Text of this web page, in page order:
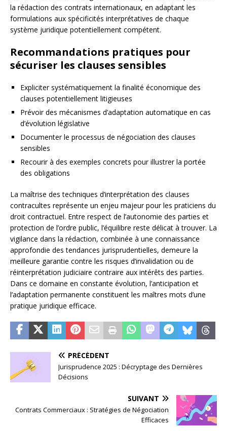
la rédaction des contrats internationaux, en adaptant les
formulations aux spécificités interprétatives de chaque
système juridique potentiellement compétent.
Recommandations pratiques pour
sécuriser les clauses sensibles
Expliciter systématiquement la finalité économique des
clauses potentiellement litigieuses
Prévoir des mécanismes d’adaptation automatique en cas
d’évolution législative
Documenter le processus de négociation des clauses
sensibles
Recourir à des exemples concrets pour illustrer la portée
des obligations
La maîtrise des techniques d’interprétation des clauses
contracultes représente un enjeu majeur pour les praticiens du
droit contractuel. Entre respect de l’autonomie des parties et
protection de l’ordre public, l’équilibre reste délicat à trouver. La
vigilance dans la rédaction, combinée à une connaissance
approfondie des tendances jurisprudentielles, demeure la
meilleure garantie contre les risques d’invalidation ou de
réinterprétation judiciaire contraire aux intérêts des parties.
Dans ce domaine en constante évolution, l’anticipation et
l’adaptation permanente constituent les maîtres mots d’une
pratique juridique efficace.
PRÉCÉDENT
Jurisprudence 2025 : Décryptage des Dernières
Décisions
SUIVANT
Contrats Commerciaux : Stratégies de Négociation
Efficaces